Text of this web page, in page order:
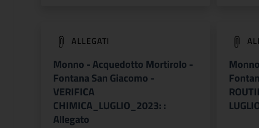
ALLEGATI
Monno - Acquedotto Mortirolo -
Fontana San Giacomo -
VERIFICA
CHIMICA_LUGLIO_2023: :
Allegato
(apre in un'altra scheda). (apre